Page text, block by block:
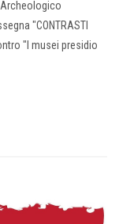
"CONTRASTI
"I musei presidio